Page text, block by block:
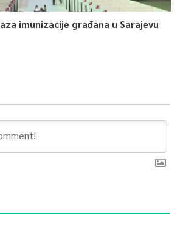
imunizacije građana u Sarajevu